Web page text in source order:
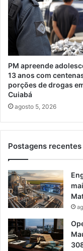
PM apreende
13 anos com
porções de drogas
Cuiabá
agosto 5, 2026
Postagens recentes